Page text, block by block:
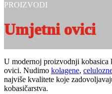
PROIZVODI
Umjetni ovici
U modernoj proizvodnji kobasica
ovici. Nudimo kolagene,
najviše kvalitete koje
kobasičarstva.